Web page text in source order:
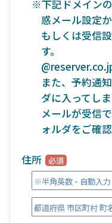
※下記ドメイン
惑メール設定か
もしくは受信
す。
また、予約通
ダに入ってし
メールが受信
ォルダをご確
住所